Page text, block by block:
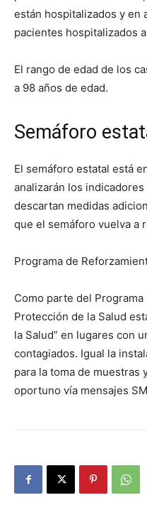
están hospitalizados y en
pacientes hospitalizados
El rango de edad de los
a 98 años de edad.
Semáforo
El semáforo estatal está
analizarán los
descartan medidas
que el semáforo vuelva a
Programa de
Como parte del
Protección de la Salud
la Salud” en lugares con
contagiados. Igual la
para la toma de muestras
oportuno vía mensajes